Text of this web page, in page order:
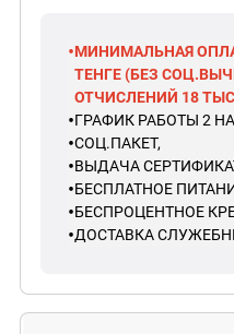
МИНИМАЛЬНАЯ
ТЕНГЕ (БЕЗ
ОТЧИСЛЕНИЙ 18
ГРАФИК РАБОТЫ 2 НА
СОЦ.ПАКЕТ,
ВЫДАЧА
БЕСПЛАТНОЕ
БЕСПРОЦЕНТНОЕ
ДОСТАВКА